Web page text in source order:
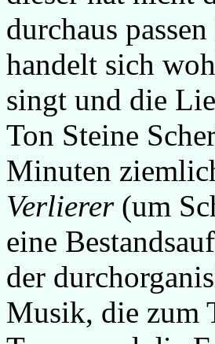
durchaus
handelt sich
singt und die
Ton Steine
Minuten
Verlierer(um
eine
der
Musik, die zum